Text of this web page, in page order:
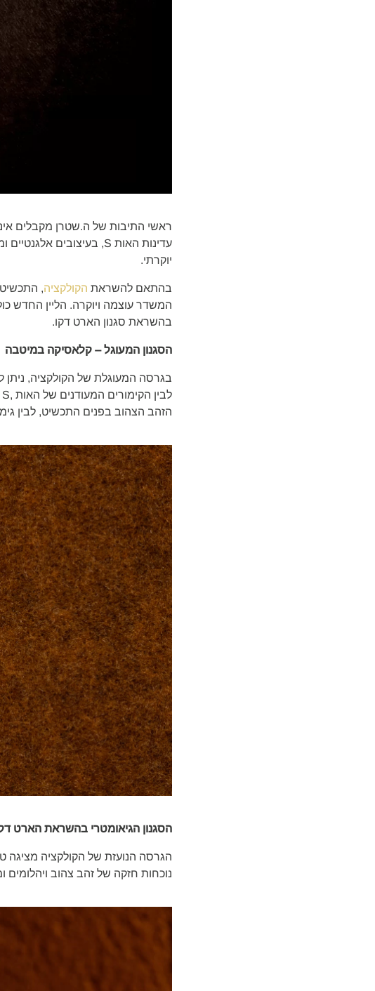
יוקרתי.
בהתאם להשראת הקולקציה
המשדר עוצמה ויוקרה. הליין החדש
בהשראת סגנון הארט דקו.
הסגנון המעוגל – קלאסיקה במיטבה
הזהב הצהוב בפנים התכשיט, לבין
הסגנון הגיאומטרי בהשראת הארט
הגרסה הנועזת של הקולקציה מציגה
נוכחות חזקה של זהב צהוב